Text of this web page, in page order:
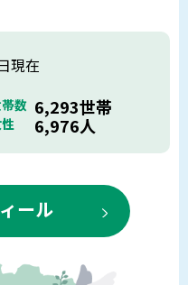
現在
数 6,293世帯
6,976人
ール